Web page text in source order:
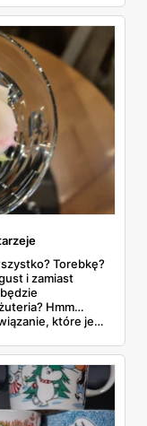
coś
Torebkę?
i zamiast
Hmm…
które jest
prezent dla niej